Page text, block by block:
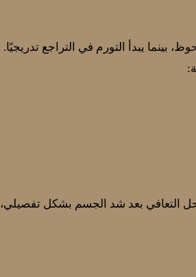
بينما يبدأ التورم في التراجع تدريجيًا.
التعافي بعد شد الجسم بشكل تفصيلي،